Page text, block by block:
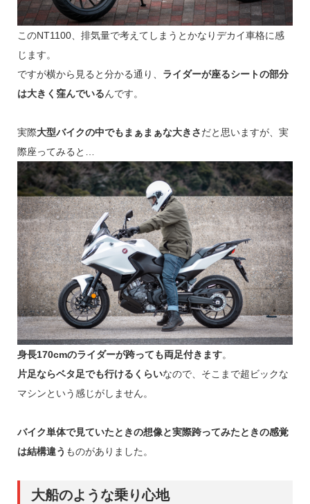
このNT1100、排気量で考えてしまうとかなりデカイ車格に感
じます。
ですが横から見ると分かる通り、 ライダーが座るシートの部分
は大きく窪んでいるんです。
実際大型バイクの中でもまぁまぁな大きさだと思いますが、実
際座ってみると…
身長170cmのライダーが跨っても両足付きます。
片足ならベタ足でも行けるくらいなので、そこまで超ビックな
マシンという感じがしません。
バイク単体で見ていたときの想像と実際跨ってみたときの感覚
は結構違う ものがありました。
大船のような乗り心地